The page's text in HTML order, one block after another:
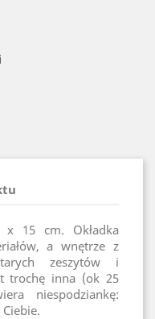
15 cm. Okładka
a wnętrze z
zeszytów i
trochę inna (ok 25
niespodziankę: